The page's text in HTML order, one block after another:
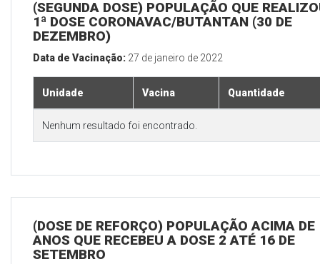
(SEGUNDA DOSE) POPULAÇÃO QUE
1ª DOSE CORONAVAC/BUTANTAN (30 DE
DEZEMBRO)
Data de Vacinação: 27 de janeiro de 2022
Unidade Vacina Quantidade
Nenhum resultado foi encontrado.
(DOSE DE REFORÇO) POPULAÇÃO ACIMA DE
ANOS QUE RECEBEU A DOSE 2 ATÉ 16 DE
SETEMBRO